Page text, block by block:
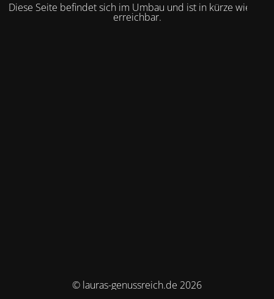
Diese Seite befindet sich im Umbau und ist in kürze wieder
erreichbar.
© lauras-genussreich.de 2026